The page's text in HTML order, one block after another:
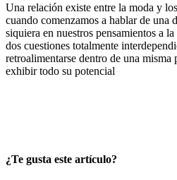
Una relación existe entre la moda y
cuando comenzamos a hablar de una
siquiera en nuestros pensamientos a
dos cuestiones totalmente
retroalimentarse dentro de una misma
exhibir todo su potencial
¿Te gusta este artículo?